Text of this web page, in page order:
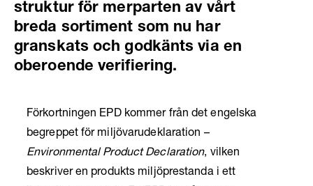
struktur för merparten av vårt
breda sortiment som nu har
granskats och godkänts via en
oberoende verifiering.
Förkortningen EPD kommer från det engelska
begreppet för miljövarudeklaration –
Environmental Product Declaration, vilken
beskriver en produkts miljöprestanda i ett